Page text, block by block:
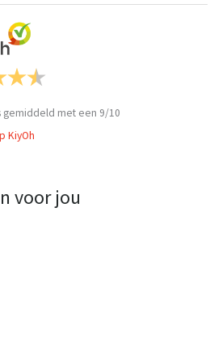
gemiddeld met een 9/10
KiyOh
voor jou